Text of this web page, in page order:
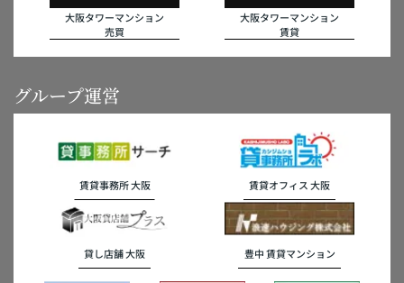
大阪タワーマンション
売買
大阪タワーマンション
賃貸
グループ運営
賃貸事務所 大阪 賃貸オフィス 大阪
貸し店舗 大阪 豊中 賃貸マンション